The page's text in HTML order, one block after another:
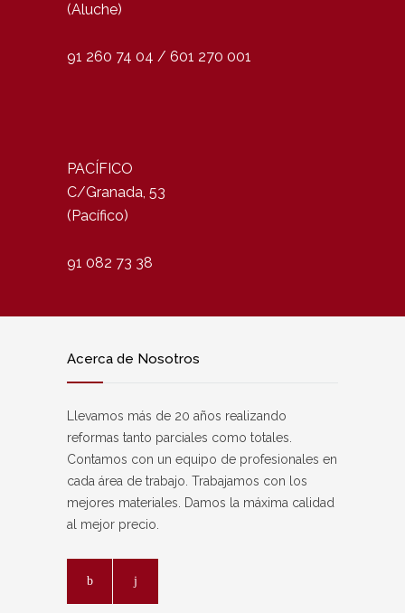
(Aluche)
91 260 74 04 / 601 270 001
PACÍFICO
C/Granada, 53
(Pacífico)
91 082 73 38
Acerca de Nosotros
Llevamos más de 20 años realizando
reformas tanto parciales como totales.
Contamos con un equipo de profesionales en
cada área de trabajo. Trabajamos con los
mejores materiales. Damos la máxima calidad
al mejor precio.